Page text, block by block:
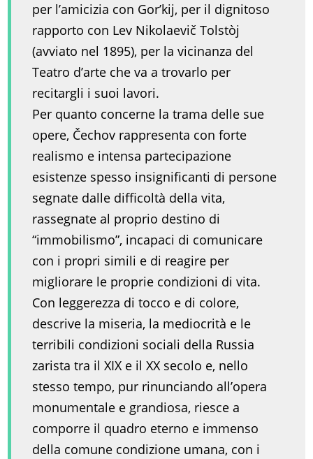
per l’amicizia con Gor’kij, per il dignitoso
rapporto con Lev Nikolaevič Tolstòj
(avviato nel 1895), per la vicinanza del
Teatro d’arte che va a trovarlo per
recitargli i suoi lavori.
Per quanto concerne la trama delle sue
opere, Čechov rappresenta con forte
realismo e intensa partecipazione
esistenze spesso insignificanti di persone
segnate dalle difficoltà della vita,
rassegnate al proprio destino di
“immobilismo”, incapaci di comunicare
con i propri simili e di reagire per
migliorare le proprie condizioni di vita.
Con leggerezza di tocco e di colore,
descrive la miseria, la mediocrità e le
terribili condizioni sociali della Russia
zarista tra il XIX e il XX secolo e, nello
stesso tempo, pur rinunciando all’opera
monumentale e grandiosa, riesce a
comporre il quadro eterno e immenso
della comune condizione umana, con i